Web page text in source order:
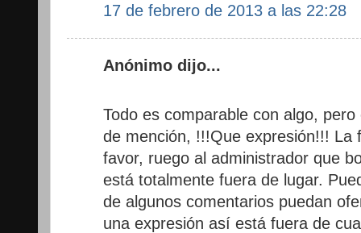
17 de febrero de 2013 a las 22:28
Anónimo dijo...
Todo es comparable con algo,
de mención, !!!Que expresión!!! La
favor, ruego al administrador que
está totalmente fuera de lugar.
de algunos comentarios puedan
una expresión así está fuera de